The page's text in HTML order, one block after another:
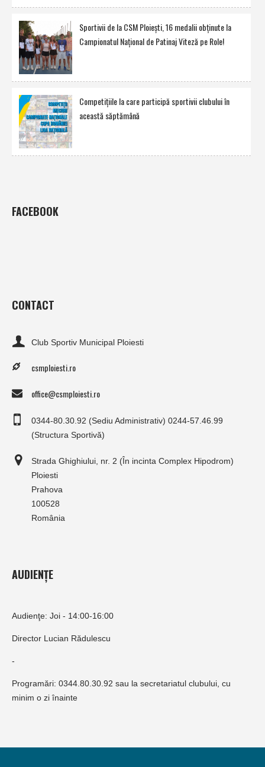
Sportivii de la CSM Ploieşti, 16 medalii obţinute la
Campionatul Naţional de Patinaj Viteză pe Role!
Competiţiile la care participă sportivii clubului în
această săptămână
FACEBOOK
CONTACT
Club Sportiv Municipal Ploiesti
csmploiesti.ro
office@csmploiesti.ro
0344-80.30.92 (Sediu Administrativ) 0244-57.46.99
(Structura Sportivă)
Strada Ghighiului, nr. 2 (În incinta Complex Hipodrom)
Ploiesti
Prahova
100528
România
AUDIENȚE
Audienţe: Joi - 14:00-16:00
Director Lucian Rădulescu
-
Programări: 0344.80.30.92 sau la secretariatul clubului, cu
minim o zi înainte